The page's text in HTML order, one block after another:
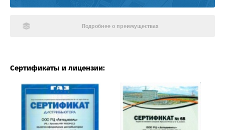
Подробнее о преимуществах
Сертификаты и лицензии: